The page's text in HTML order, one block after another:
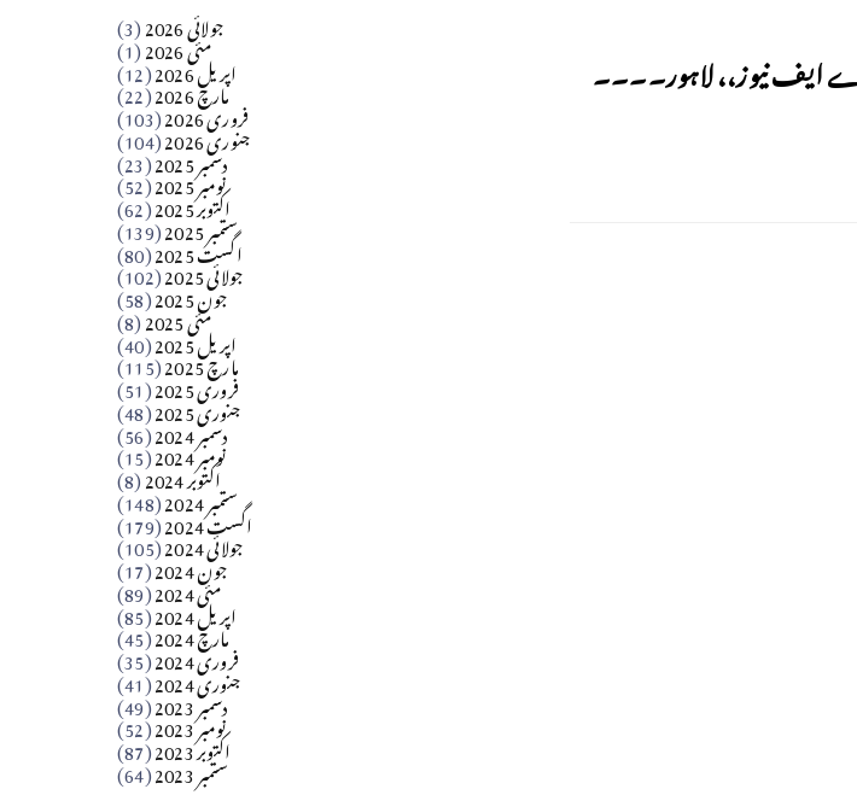
ایف نیوز،، لاہور۔۔۔۔
آزاد کشمیر جیسے احتجاج کی ضرورت ہے؟
​تحریر: عاصم نواز طاہرخیلی (غازی/ہری پور)
جولائی 2026 (3) مئی 2026 (1) اپریل 2026 (12) مارچ 2026 (22) فروری 2026 (103) جنوری 2026 (104) دسمبر 2025 (23) نومبر 2025 (52) اکتوبر 2025 (62) ستمبر 2025 (139) اگست 2025 (80) جولائی 2025 (102) جون 2025 (58) مئی 2025 (8) اپریل 2025 (40) مارچ 2025 (115) فروری 2025 (51) جنوری 2025 (48) دسمبر 2024 (56) نومبر 2024 (15) اکتوبر 2024 (8) ستمبر 2024 (148) اگست 2024 (179) جولائی 2024 (105) جون 2024 (17) مئی 2024 (89) اپریل 2024 (85) مارچ 2024 (45) فروری 2024 (35) جنوری 2024 (41) دسمبر 2023 (49) نومبر 2023 (52) اکتوبر 2023 (87) ستمبر 2023 (64)